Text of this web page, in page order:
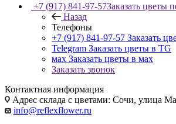
+7 (917) 841-97-57Заказать цветы
Назад
Телефоны
+7 (917) 841-97-57 Заказать
Telegram Заказать цветы в TG
мах Заказать цветы в мах
Заказать звонок
Контактная информация
Адрес склада с цветами: Сочи, улица
info@reflexflower.ru